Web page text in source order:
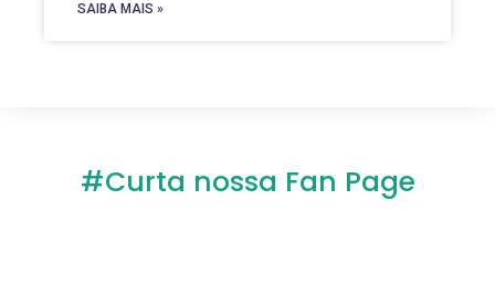
SAIBA MAIS »
#Curta nossa Fan Page